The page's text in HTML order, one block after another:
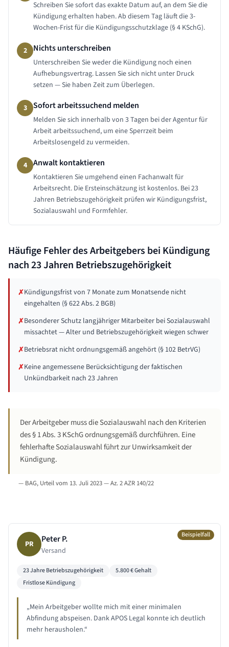
Schreiben Sie sofort das exakte Datum auf, an dem Sie die
Kündigung erhalten haben. Ab diesem Tag läuft die 3-
Wochen-Frist für die Kündigungsschutzklage (§ 4 KSchG).
2 Nichts unterschreiben
Unterschreiben Sie weder die Kündigung noch einen
Aufhebungsvertrag. Lassen Sie sich nicht unter Druck
setzen — Sie haben Zeit zum Überlegen.
3 Sofort arbeitssuchend melden
Melden Sie sich innerhalb von 3 Tagen bei der Agentur für
Arbeit arbeitssuchend, um eine Sperrzeit beim
Arbeitslosengeld zu vermeiden.
4 Anwalt kontaktieren
Kontaktieren Sie umgehend einen Fachanwalt für
Arbeitsrecht. Die Ersteinschätzung ist kostenlos. Bei 23
Jahren Betriebszugehörigkeit prüfen wir Kündigungsfrist,
Sozialauswahl und Formfehler.
Häufige Fehler des Arbeitgebers bei Kündigung
nach23 Jahren Betriebszugehörigkeit
✗Kündigungsfrist von 7 Monate zum Monatsende nicht
eingehalten (§ 622 Abs. 2 BGB)
✗Besonderer Schutz langjähriger Mitarbeiter bei Sozialauswahl
missachtet — Alter und Betriebszugehörigkeit wiegen schwer
✗Betriebsrat nicht ordnungsgemäß angehört (§ 102 BetrVG)
✗Keine angemessene Berücksichtigung der faktischen
Unkündbarkeit nach 23 Jahren
Der Arbeitgeber muss die Sozialauswahl nach den Kriterien
des § 1 Abs. 3 KSchG ordnungsgemäß durchführen. Eine
fehlerhafte Sozialauswahl führt zur Unwirksamkeit der
Kündigung.
— BAG, Urteil vom 13. Juli 2023 — Az. 2 AZR 140/22
Beispielfall
PR Peter P.
Versand
23 JahreBetriebszugehörigkeit 5.800€ Gehalt
Fristlose Kündigung
„Mein Arbeitgeber wollte mich mit einer minimalen
Abfindung abspeisen. Dank APOS Legal konnte ich deutlich
mehr herausholen.“